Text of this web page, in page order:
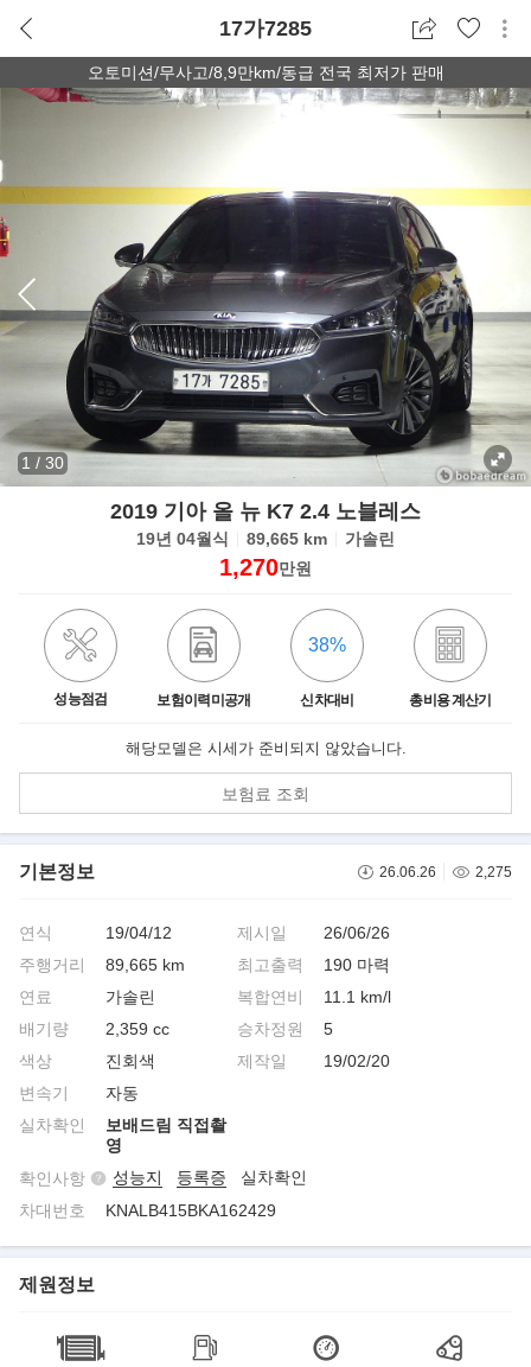
17가7285
오토미션/무사고/8,9만km/동급 전국 최저가 판매
1 / 30
2019 기아 올 뉴 K7 2.4 노블레스
19년 04월식 89,665 km 가솔린
1,270만원
성능점검 보험이력미공개 신차대비
38%
총비용 계산기
해당모델은 시세가 준비되지 않았습니다.
보험료 조회
기본정보 26.06.26 2,275
연식
19/04/12
주행거리
89,665 km
연료
가솔린
배기량
2,359 cc
색상
진회색
변속기
자동
실차확인
보배드림 직접촬
영
제시일
26/06/26
최고출력
190 마력
복합연비
11.1 km/l
승차정원
5
제작일
19/02/20
확인사항 성능지 등록증
실차확인
차대번호
KNALB415BKA162429
제원정보